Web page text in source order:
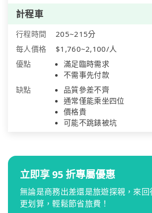
計程車
行程時間
205~215分
每人價格
$1,760~2,100/人
優點
滿足臨時需求
不需事先付款
缺點
品質參差不齊
通常僅能乘坐四位
價格貴
可能不跳錶被坑
立即享 95 折專屬優惠
無論是商務出差還是旅遊探親，來
更划算，輕鬆節省旅費！